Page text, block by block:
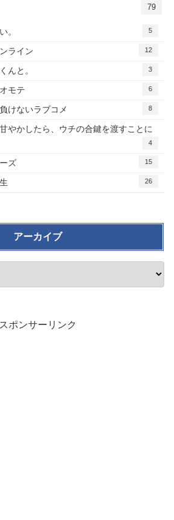
79
。 5
ライン 12
んと。 3
モテ 6
けないラブコメ 8
やかしたら、ウチの合鍵を渡すことに
4
ズ 15
26
アーカイブ
スポンサーリンク